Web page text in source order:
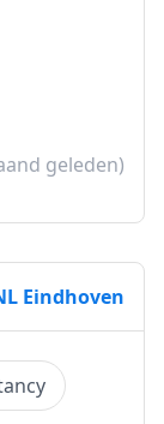
geleden)
Eindhoven